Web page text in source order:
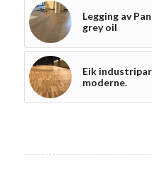
Legging av
grey oil
Eik
moderne.